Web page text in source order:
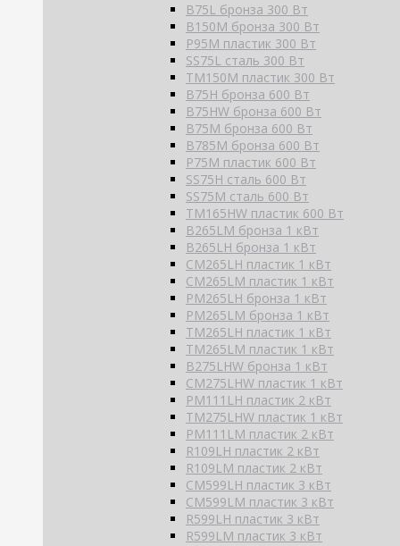
B75L бронза 300 Вт
B150M бронза 300 Вт
P95M пластик 300 Вт
SS75L сталь 300 Вт
TM150M пластик 300 Вт
B75H бронза 600 Вт
B75HW бронза 600 Вт
B75M бронза 600 Вт
B785M бронза 600 Вт
P75M пластик 600 Вт
SS75H сталь 600 Вт
SS75M сталь 600 Вт
TM165HW пластик 600 Вт
B265LM бронза 1 кВт
B265LH бронза 1 кВт
CM265LH пластик 1 кВт
CM265LM пластик 1 кВт
PM265LH бронза 1 кВт
PM265LM бронза 1 кВт
TM265LH пластик 1 кВт
TM265LM пластик 1 кВт
B275LHW бронза 1 кВт
CM275LHW пластик 1 кВт
PM111LH пластик 2 кВт
TM275LHW пластик 1 кВт
PM111LM пластик 2 кВт
R109LH пластик 2 кВт
R109LM пластик 2 кВт
CM599LH пластик 3 кВт
CM599LM пластик 3 кВт
R599LH пластик 3 кВт
R599LM пластик 3 кВт